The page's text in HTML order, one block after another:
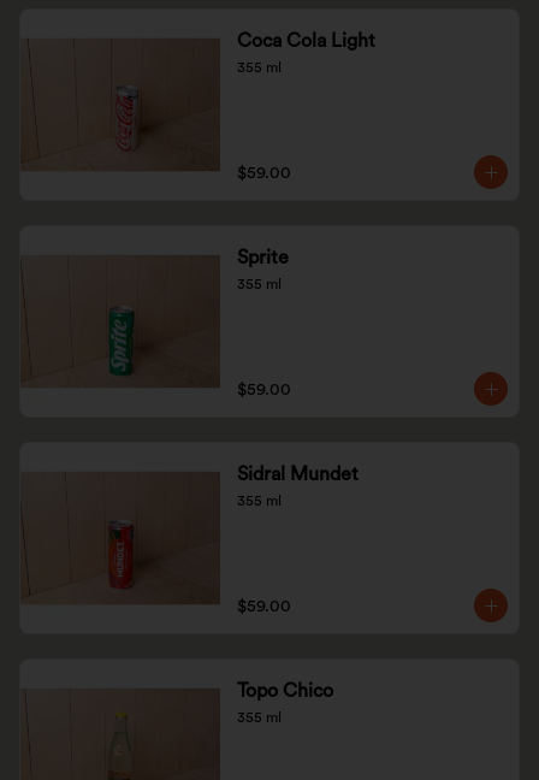
Coca Cola Light
355 ml
$59.00
Sprite
355 ml
$59.00
Sidral Mundet
355 ml
$59.00
Topo Chico
355 ml